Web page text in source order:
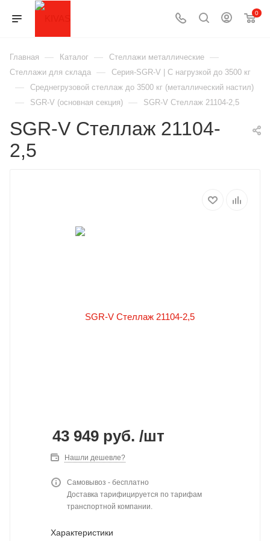
0
Главная — Каталог — Стеллажи металлические —
Стеллажи для склада — Серия-SGR-V | С нагрузкой до 3500 кг
— Среднегрузовой стеллаж до 3500 кг (металлический настил)
— SGR-V (основная секция) — SGR-V Стеллаж 21104-2,5
SGR-V Стеллаж 21104-
2,5
43 949 руб. /шт
Нашли дешевле?
Самовывоз - бесплатно
Доставка тарифицируется по тарифам
транспортной компании.
Характеристики